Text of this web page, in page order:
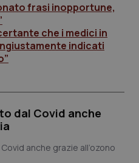
frasi inopportune,
che i medici in
indicati
dal Covid anche